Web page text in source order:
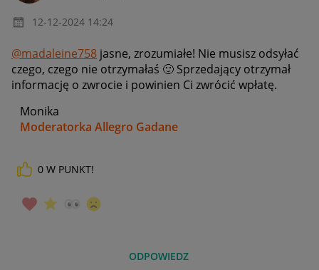
‎12-12-2024 14:24
@madaleine758 jasne, zrozumiałe! Nie musisz odsyłać
czego, czego nie otrzymałaś 🙂 Sprzedający otrzymał
informację o zwrocie i powinien Ci zwrócić wpłatę.
Monika
Moderatorka Allegro Gadane
0 W PUNKT!
ODPOWIEDZ